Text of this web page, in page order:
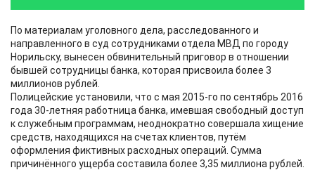
По материалам уголовного дела, расследованного и
направленного в суд сотрудниками отдела МВД по городу
Норильску, вынесен обвинительный приговор в отношении
бывшей сотрудницы банка, которая присвоила более 3
миллионов рублей.
Полицейские установили, что с мая 2015-го по сентябрь 2016
года 30-летняя работница банка, имевшая свободный доступ
к служебным программам, неоднократно совершала хищение
средств, находящихся на счетах клиентов, путём
оформления фиктивных расходных операций. Сумма
причинённого ущерба составила более 3,35 миллиона рублей.